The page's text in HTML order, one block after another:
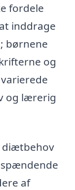
fordele
inddrage
børnene
og
og lærerig
diætbehov
af